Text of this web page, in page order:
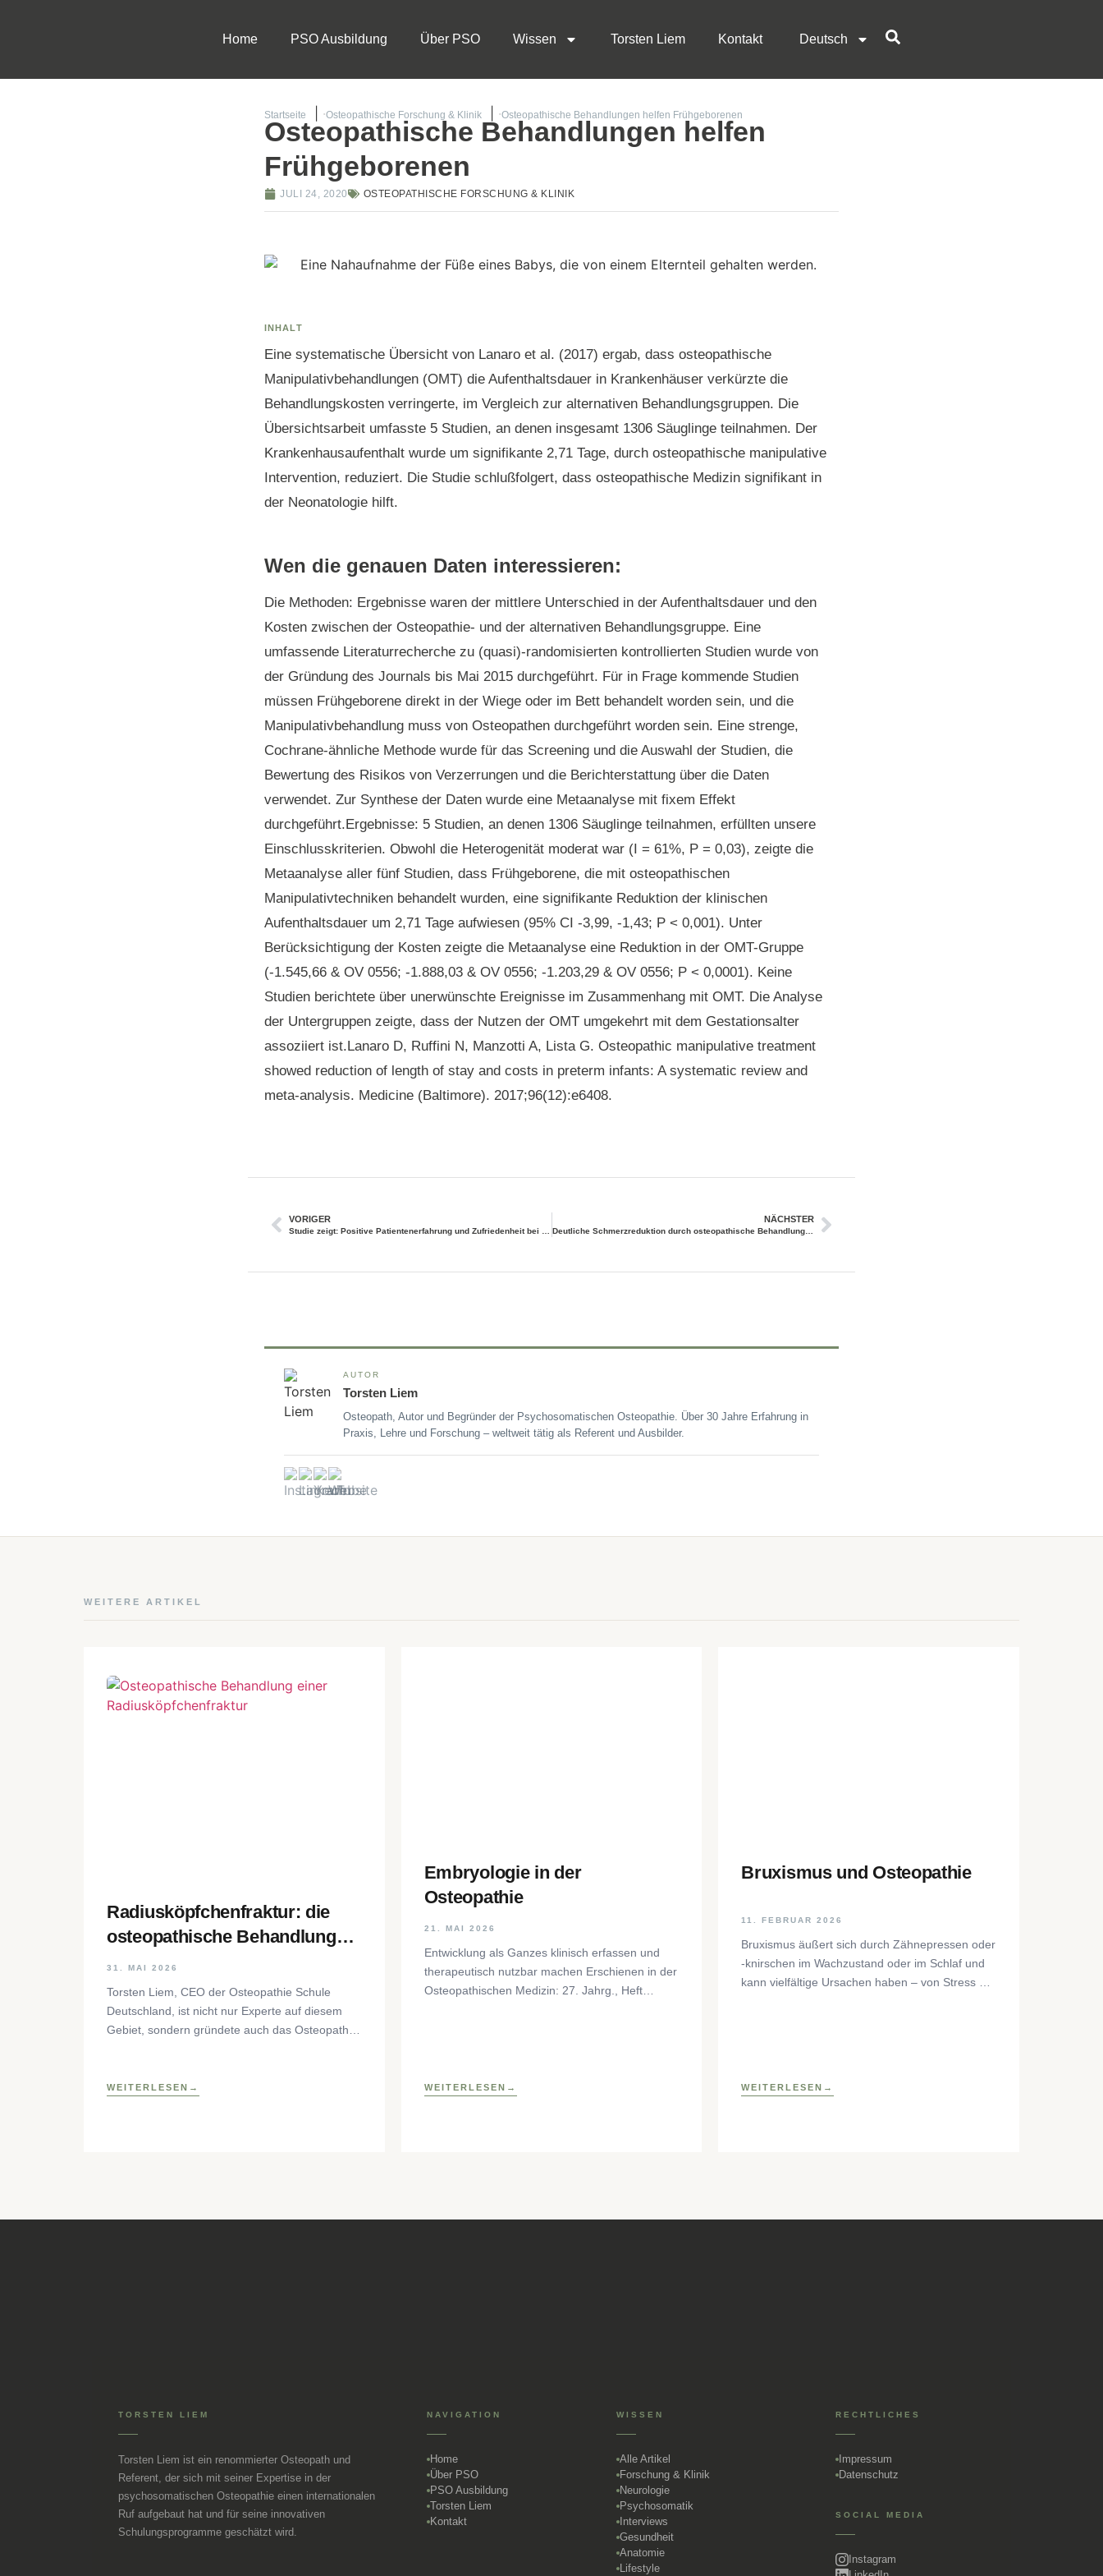
Home PSO Ausbildung Über PSO Wissen Torsten Liem Kontakt Deutsch
Startseite Osteopathische Forschung & Klinik Osteopathische Behandlungen helfen Frühgeborenen
Osteopathische Behandlungen helfen
Frühgeborenen
JULI 24, 2020 OSTEOPATHISCHE FORSCHUNG & KLINIK
INHALT
Eine systematische Übersicht von Lanaro et al. (2017) ergab, dass osteopathische
Manipulativbehandlungen (OMT) die Aufenthaltsdauer in Krankenhäuser verkürzte die
Behandlungskosten verringerte, im Vergleich zur alternativen Behandlungsgruppen. Die
Übersichtsarbeit umfasste 5 Studien, an denen insgesamt 1306 Säuglinge teilnahmen. Der
Krankenhausaufenthalt wurde um signifikante 2,71 Tage, durch osteopathische manipulative
Intervention, reduziert. Die Studie schlußfolgert, dass osteopathische Medizin signifikant in
der Neonatologie hilft.
Wen die genauen Daten interessieren:
Die Methoden: Ergebnisse waren der mittlere Unterschied in der Aufenthaltsdauer und den
Kosten zwischen der Osteopathie- und der alternativen Behandlungsgruppe. Eine
umfassende Literaturrecherche zu (quasi)-randomisierten kontrollierten Studien wurde von
der Gründung des Journals bis Mai 2015 durchgeführt. Für in Frage kommende Studien
müssen Frühgeborene direkt in der Wiege oder im Bett behandelt worden sein, und die
Manipulativbehandlung muss von Osteopathen durchgeführt worden sein. Eine strenge,
Cochrane-ähnliche Methode wurde für das Screening und die Auswahl der Studien, die
Bewertung des Risikos von Verzerrungen und die Berichterstattung über die Daten
verwendet. Zur Synthese der Daten wurde eine Metaanalyse mit fixem Effekt
durchgeführt.Ergebnisse: 5 Studien, an denen 1306 Säuglinge teilnahmen, erfüllten unsere
Einschlusskriterien. Obwohl die Heterogenität moderat war (I = 61%, P = 0,03), zeigte die
Metaanalyse aller fünf Studien, dass Frühgeborene, die mit osteopathischen
Manipulativtechniken behandelt wurden, eine signifikante Reduktion der klinischen
Aufenthaltsdauer um 2,71 Tage aufwiesen (95% CI -3,99, -1,43; P < 0,001). Unter
Berücksichtigung der Kosten zeigte die Metaanalyse eine Reduktion in der OMT-Gruppe
(-1.545,66 & OV 0556; -1.888,03 & OV 0556; -1.203,29 & OV 0556; P < 0,0001). Keine
Studien berichtete über unerwünschte Ereignisse im Zusammenhang mit OMT. Die Analyse
der Untergruppen zeigte, dass der Nutzen der OMT umgekehrt mit dem Gestationsalter
assoziiert ist.Lanaro D, Ruffini N, Manzotti A, Lista G. Osteopathic manipulative treatment
showed reduction of length of stay and costs in preterm infants: A systematic review and
meta-analysis. Medicine (Baltimore). 2017;96(12):e6408.
VORIGER NÄCHSTER
Deutliche Schmerzreduktion durch osteopathische Behandlung nach Hüftprothesen
AUTOR
Torsten Liem
Osteopath, Autor und Begründer der Psychosomatischen Osteopathie. Über 30 Jahre Erfahrung in
Praxis, Lehre und Forschung – weltweit tätig als Referent und Ausbilder.
WEITERE ARTIKEL
Radiusköpfchenfraktur: die
osteopathische Behandlung
Schritt für Schritt
31. MAI 2026
Torsten Liem, CEO der Osteopathie Schule
Deutschland, ist nicht nur Experte auf diesem
Gebiet, sondern gründete auch das Osteopathic
WEITERLESEN
Embryologie in der
Osteopathie
21. MAI 2026
Entwicklung als Ganzes klinisch erfassen und
therapeutisch nutzbar machen Erschienen in der
Osteopathischen Medizin: 27. Jahrg., Heft
WEITERLESEN
Bruxismus und Osteopathie
11. FEBRUAR 2026
Bruxismus äußert sich durch Zähnepressen oder
-knirschen im Wachzustand oder im Schlaf und
kann vielfältige Ursachen haben – von Stress bis
WEITERLESEN
TORSTEN LIEM
Torsten Liem ist ein renommierter Osteopath und
Referent, der sich mit seiner Expertise in der
psychosomatischen Osteopathie einen internationalen
Ruf aufgebaut hat und für seine innovativen
Schulungsprogramme geschätzt wird.
NAVIGATION
Home
Über PSO
PSO Ausbildung
Torsten Liem
Kontakt
WISSEN
Alle Artikel
Forschung & Klinik
Neurologie
Psychosomatik
Interviews
Gesundheit
Anatomie
Lifestyle
RECHTLICHES
Impressum
Datenschutz
SOCIAL MEDIA
Instagram